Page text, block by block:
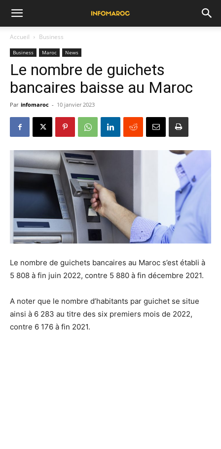
Accueil Business
Business Maroc News
Le nombre de guichets
bancaires baisse au Maroc
Par infomaroc - 10 janvier 2023
Le nombre de guichets bancaires au Maroc s’est établi à
5 808 à fin juin 2022, contre 5 880 à fin décembre 2021.
A noter que le nombre d’habitants par guichet se situe
ainsi à 6 283 au titre des six premiers mois de 2022,
contre 6 176 à fin 2021.